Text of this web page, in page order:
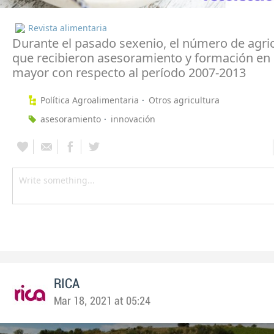
Revista alimentaria
Durante el pasado sexenio, el número de
que recibieron asesoramiento y formación en
mayor con respecto al período 2007-2013
Política Agroalimentaria
Otros agricultura
asesoramiento
innovación
RICA
Mar 18, 2021 at 05:24